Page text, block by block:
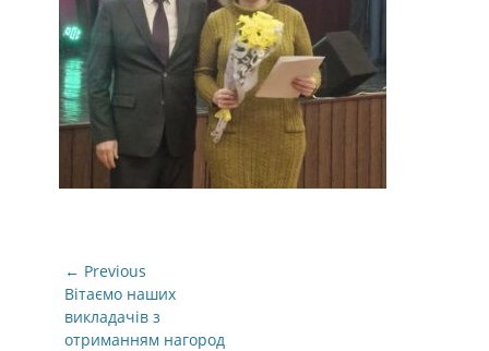
Навігація
записів
← Previous
Previous
post:
Вітаємо наших
викладачів з
отриманням нагород